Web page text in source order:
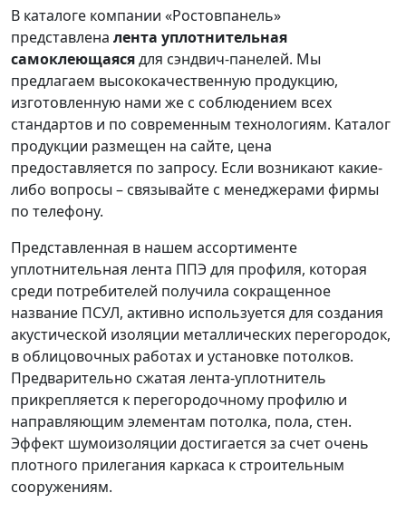
В каталоге компании «Ростовпанель»
представлена лента уплотнительная
самоклеющаясядля сэндвич-панелей. Мы
предлагаем высококачественную продукцию,
изготовленную нами же с соблюдением всех
стандартов и по современным технологиям. Каталог
продукции размещен на сайте, цена
предоставляется по запросу. Если возникают какие-
либо вопросы – связывайте с менеджерами фирмы
по телефону.
Представленная в нашем ассортименте
уплотнительная лента ППЭ для профиля, которая
среди потребителей получила сокращенное
название ПСУЛ, активно используется для создания
акустической изоляции металлических перегородок,
в облицовочных работах и установке потолков.
Предварительно сжатая лента-уплотнитель
прикрепляется к перегородочному профилю и
направляющим элементам потолка, пола, стен.
Эффект шумоизоляции достигается за счет очень
плотного прилегания каркаса к строительным
сооружениям.